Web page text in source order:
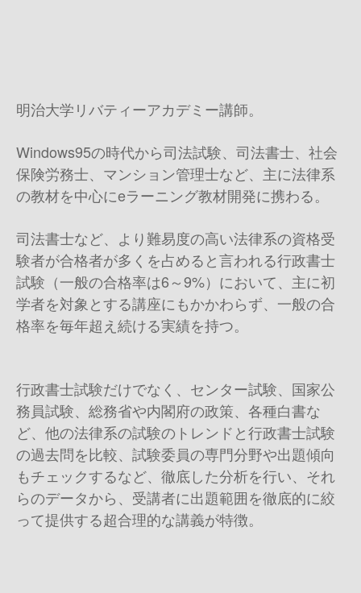
明治大学リバティーアカデミー講師。
Windows95の時代から司法試験、司法書士、社会
保険労務士、マンション管理士など、主に法律系
の教材を中心にeラーニング教材開発に携わる。
司法書士など、より難易度の高い法律系の資格受
験者が合格者が多くを占めると言われる行政書士
試験（一般の合格率は6～9%）において、主に初
学者を対象とする講座にもかかわらず、一般の合
格率を毎年超え続ける実績を持つ。
行政書士試験だけでなく、センター試験、国家公
務員試験、総務省や内閣府の政策、各種白書な
ど、他の法律系の試験のトレンドと行政書士試験
の過去問を比較、試験委員の専門分野や出題傾向
もチェックするなど、徹底した分析を行い、それ
らのデータから、受講者に出題範囲を徹底的に絞
って提供する超合理的な講義が特徴。